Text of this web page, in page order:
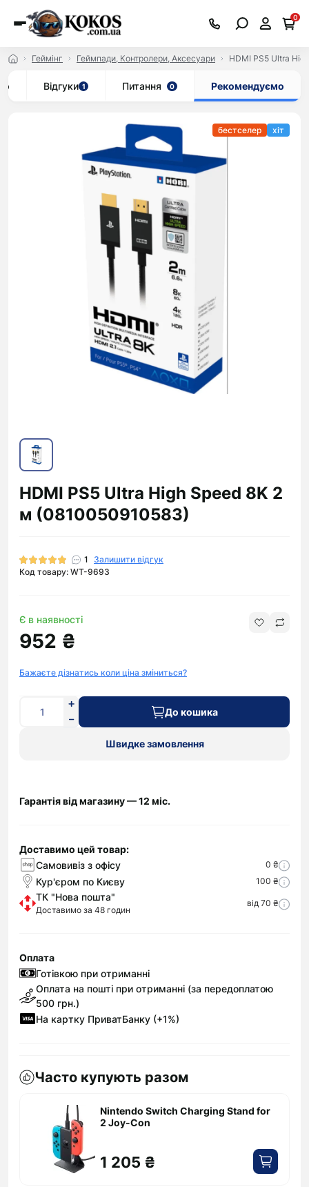
0
Геймінг Геймпади, Контролери, Аксесуари HDMI PS5 Ultra
Відгуки 1 Питання 0 Рекомендуємо
бестселер хіт
HDMI PS5 Ultra High Speed 8K 2
м (0810050910583)
1
Залишити відгук
Код товару: WT-9693
Є в наявності
952 ₴
Бажаєте дізнатись коли ціна зміниться?
До кошика
Швидке замовлення
Гарантія від магазину — 12 міс.
Доставимо цей товар:
Самовивіз з офісу
0 ₴
Кур'єром по Києву 100 ₴
ТК "Нова пошта"
Доставимо за 48 годин
від 70 ₴
Оплата
Готівкою при отриманні
Оплата на пошті при отриманні (за передоплатою
500 грн.)
На картку ПриватБанку (+1%)
Часто купують разом
Nintendo Switch Charging Stand for
2 Joy-Con
1 205 ₴